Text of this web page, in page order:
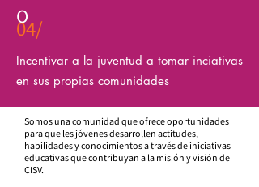
04/
O
Incentivar a la juventud a tomar inciativas
en sus propias comunidades
Somos una comunidad que ofrece oportunidades
para que les jóvenes desarrollen actitudes,
habilidades y conocimientos a través de iniciativas
educativas que contribuyan a la misión y visión de
CISV.